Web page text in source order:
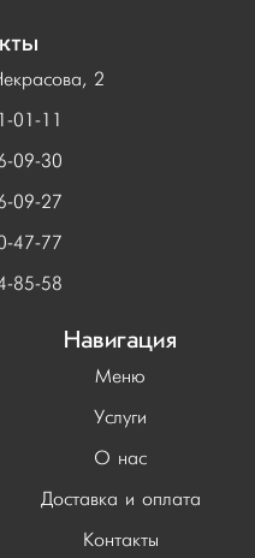
2
01-11
09-30
09-27
47-77
85-58
Навигация
Меню
Услуги
О нас
Доставка и оплата
Контакты